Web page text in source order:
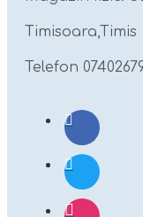
Timisoara,Timis
Telefon